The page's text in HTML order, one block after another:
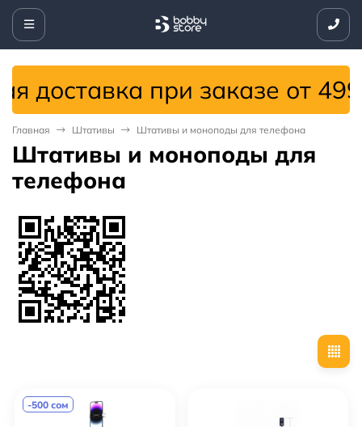
при заказе от 4999
Главная Штативы Штативы и моноподы для телефона
Штативы и моноподы для
телефона
-500 сом